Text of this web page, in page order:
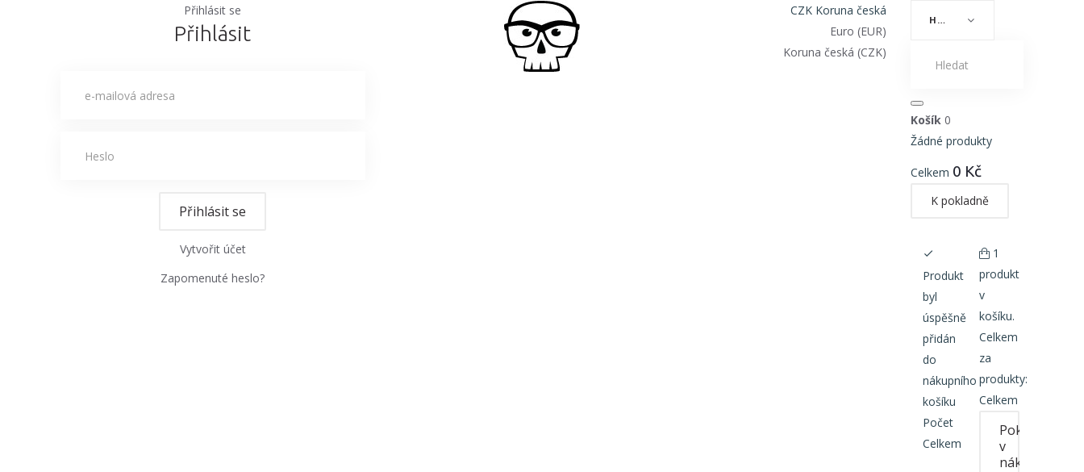
Přihlásit se
Přihlásit
Přihlásit se
Vytvořit účet
Zapomenuté heslo?
CZK Koruna česká
Euro (EUR)
Koruna česká (CZK)
HOME
Košík 0
Žádné produkty
Celkem 0 Kč
K pokladně
Produkt
byl
úspěšně
přidán
do
nákupního
košíku
Počet
Celkem
1
produkt
v
košíku.
Celkem
za
produkty:
Celkem
Pokračovat
v
nákupu